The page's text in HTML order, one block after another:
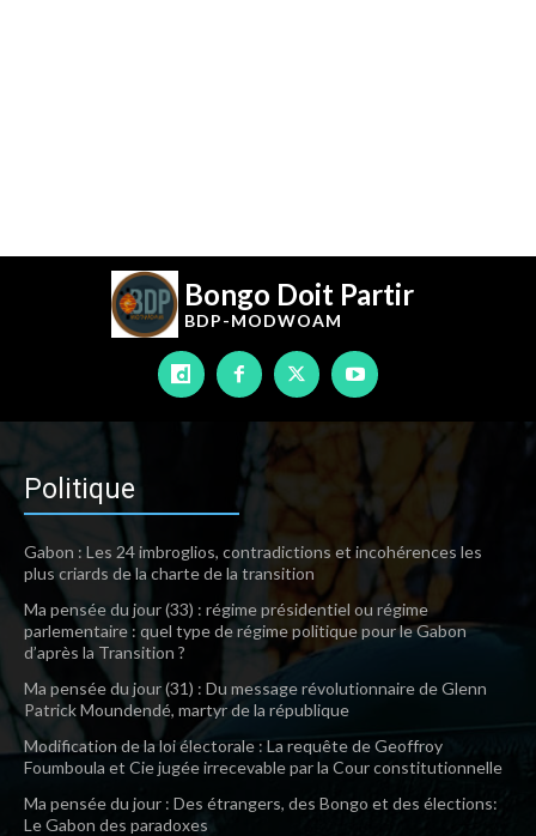
Bongo Doit Partir
BDP-MODWOAM
Politique
Gabon : Les 24 imbroglios, contradictions et incohérences les
plus criards de la charte de la transition
Ma pensée du jour (33) : régime présidentiel ou régime
parlementaire : quel type de régime politique pour le Gabon
d’après la Transition ?
Ma pensée du jour (31) : Du message révolutionnaire de Glenn
Patrick Moundendé, martyr de la république
Modification de la loi électorale : La requête de Geoffroy
Foumboula et Cie jugée irrecevable par la Cour constitutionnelle
Ma pensée du jour : Des étrangers, des Bongo et des élections:
Le Gabon des paradoxes